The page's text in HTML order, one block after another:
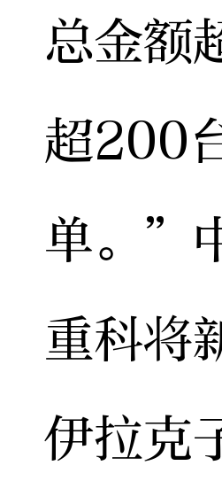
总金额
超200
单。”
重科将
伊拉克